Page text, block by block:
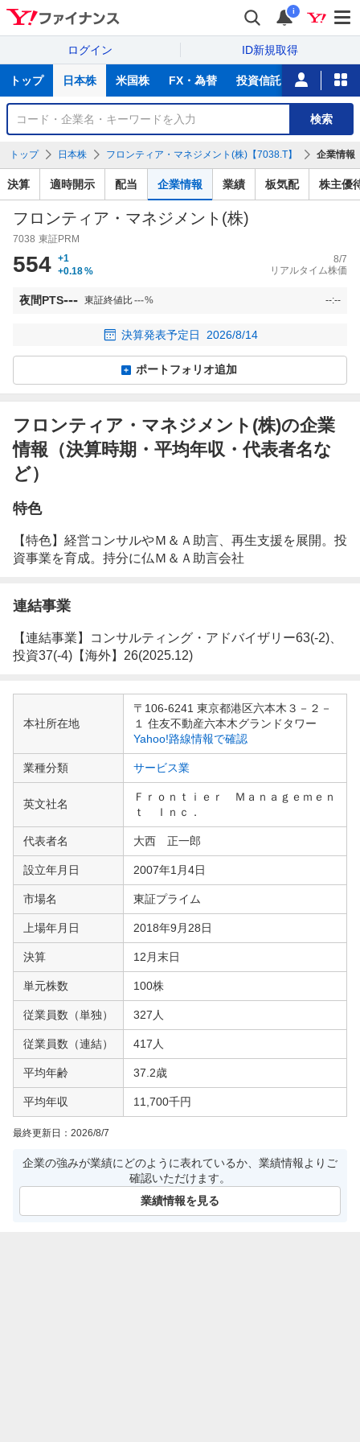
i
ログイン ID新規取得
サ
トップ 日本株 米国株 FX・為替 投資信託 ニュース
銘
検
索
検索
トップ 日本株 フロンティア・マネジメント(株)【7038.T】 企業情報
決算 適時開示 配当 企業情報 業績 板気配 株主優
フロンティア・マネジメント(株)
7038 東証PRM
554 +1
+0.18%
8/7
リアルタイム株価
夜間PTS--- 東証終値比---% --:--
決算発表予定日 2026/8/14
ポートフォリオ追加
フロンティア・マネジメント(株)の企業
情報（決算時期・平均年収・代表者名な
ど）
特色
【特色】経営コンサルやＭ＆Ａ助言、再生支援を展開。投
資事業を育成。持分に仏Ｍ＆Ａ助言会社
連結事業
【連結事業】コンサルティング・アドバイザリー63(-2)、
投資37(-4)【海外】26(2025.12)
企
情本社所在地
〒106-6241 東京都港区六本木３－２－
１ 住友不動産六本木グランドタワー
Yahoo!路線情報で確認
業種分類 サービス業
英文社名
Ｆｒｏｎｔｉｅｒ Ｍａｎａｇｅｍｅｎ
ｔ Ｉｎｃ．
代表者名 大西 正一郎
設立年月日 2007年1月4日
市場名 東証プライム
上場年月日 2018年9月28日
決算 12月末日
単元株数 100株
従業員数（単独） 327人
従業員数（連結） 417人
平均年齢 37.2歳
平均年収 11,700千円
最終更新日： 2026/8/7
企業の強みが業績にどのように表れているか、業績情報よりご
確認いただけます。
業績情報を見る